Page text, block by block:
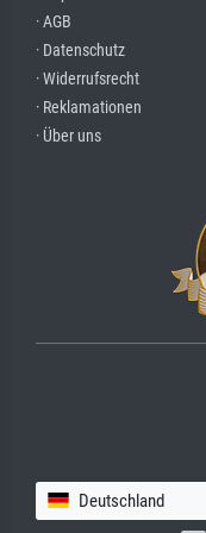
· AGB
· Datenschutz
· Widerrufsrecht
· Reklamationen
· Über uns
Deutschland